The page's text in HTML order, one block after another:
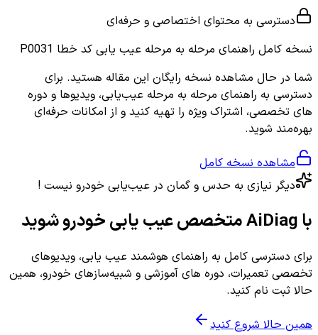
دسترسی به محتوای اختصاصی و حرفه‌ای
نسخه کامل راهنمای مرحله به مرحله عیب یابی کد خطا P0031
شما در حال مشاهده نسخه رایگان این مقاله هستید. برای
دسترسی به راهنمای مرحله به مرحله عیب‌یابی، ویدیوها و دوره
های تخصصی، اشتراک ویژه را تهیه کنید و از امکانات حرفه‌ای
بهره‌مند شوید.
مشاهده نسخه کامل
دیگر نیازی به حدس و گمان در عیب‌یابی خودرو نیست !
با AiDiag متخصص عیب یابی خودرو شوید
برای دسترسی کامل به راهنمای هوشمند عیب یابی، ویدیوهای
تخصصی تعمیرات، دوره های آموزشی و شبیه‌سازهای خودرو، همین
حالا ثبت نام کنید.
همین حالا شروع کنید